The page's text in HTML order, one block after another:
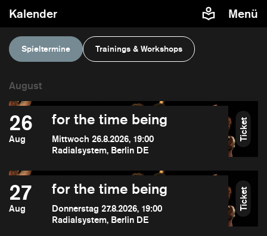
Kalender Menü
Spieltermine Trainings & Workshops
26
Aug
for the time being
Mittwoch 26.8.2026, 19:00
Radialsystem, Berlin DE
Ticket
27
Aug
for the time being
Donnerstag 27.8.2026, 19:00
Radialsystem, Berlin DE
Ticket